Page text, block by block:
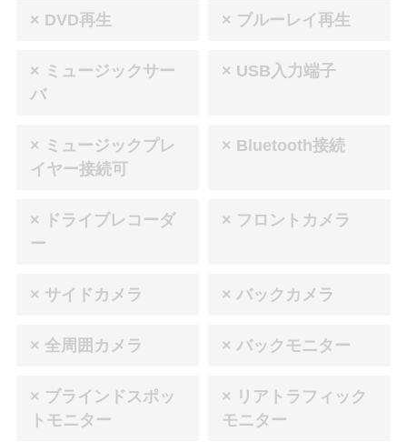
× DVD再生 × ブルーレイ再生
× ミュージックサー
バ
× USB入力端子
× ミュージックプレ
イヤー接続可
× Bluetooth接続
× ドライブレコーダ
ー
× フロントカメラ
× サイドカメラ × バックカメラ
× 全周囲カメラ × バックモニター
× ブラインドスポッ
トモニター
× リアトラフィック
モニター